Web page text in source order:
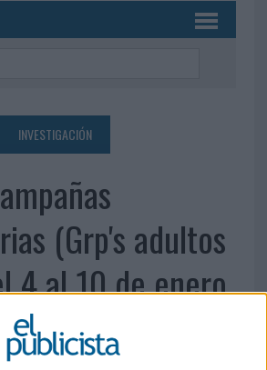
INVESTIGACIÓN
(Grp's adultos
4 al 10 de enero